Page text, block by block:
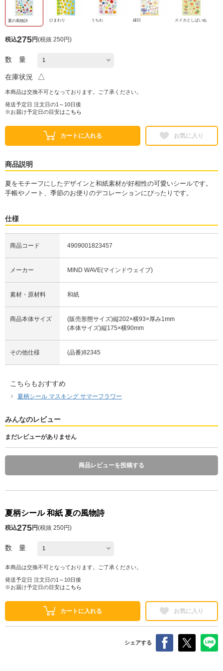
夏の風物詩 ひまわり うちわ 縁日 スイカとしばいぬ
税込275円(税抜 250円)
数 量
在庫状況 △
本商品は交換不可となっております。ご了承ください。
発送予定日 注文日の1～10日後
※お届け予定日の目安は こちら
カートに入れる お気に入り
商品説明
夏をモチーフにしたデザインと和紙素材が好相性の可愛いシールです。
手帳やノート、季節のお便りのデコレーションにぴったりです。
仕様
商品コード 4909001823457
メーカー MIND WAVE(マインドウェイブ)
素材・原材料 和紙
商品本体サイズ
(販売形態サイズ)縦202×横93×厚み1mm
(本体サイズ)縦175×横90mm
その他仕様 (品番)82345
こちらもおすすめ
夏柄シール マスキング サマーフラワー
みんなのレビュー
まだレビューがありません
商品レビューを投稿する
夏柄シール 和紙 夏の風物詩
税込275円(税抜 250円)
数 量
本商品は交換不可となっております。ご了承ください。
発送予定日 注文日の1～10日後
※お届け予定日の目安は こちら
カートに入れる お気に入り
シェアする